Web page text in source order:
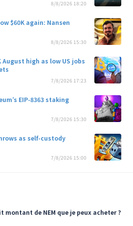
montant de NEM que je peux acheter ?
8/8/2026 18:20
$60K again: Nansen
8/8/2026 15:30
high as low US jobs
7/8/2026 17:23
EIP-8363 staking
7/8/2026 15:30
as self-custody
7/8/2026 15:00